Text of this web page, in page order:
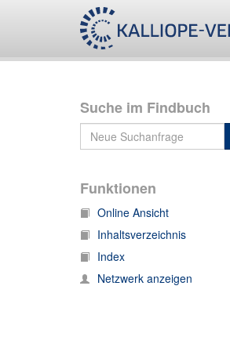
Suche im Findbuch
Funktionen
Online Ansicht
Inhaltsverzeichnis
Index
Netzwerk anzeigen